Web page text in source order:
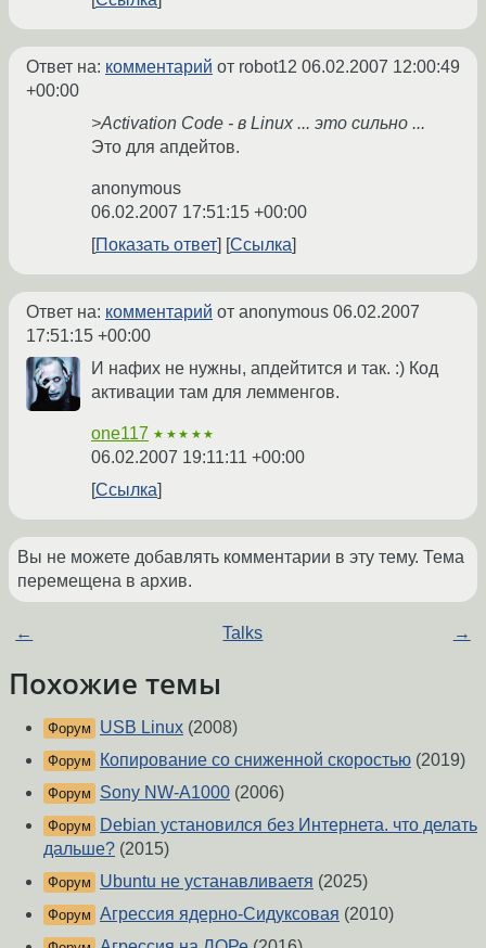
Ответ на: комментарий от robot12 06.02.2007 12:00:49
+00:00
>Activation Code - в Linux ... это сильно ...
Это для апдейтов.
anonymous
06.02.2007 17:51:15 +00:00
Показать ответ
Ссылка
Ответ на: комментарий от anonymous 06.02.2007
17:51:15 +00:00
И нафих не нужны, апдейтится и так. :) Код
активации там для лемменгов.
one117 ★★★★★
06.02.2007 19:11:11 +00:00
Ссылка
Вы не можете добавлять комментарии в эту тему. Тема
перемещена в архив.
← Talks →
Похожие темы
Форум USB Linux (2008)
Форум Копирование со сниженной скоростью (2019)
Форум Sony NW-A1000 (2006)
Форум
Debian установился без Интернета. что делать
дальше? (2015)
Форум Ubuntu не устанавливаетя (2025)
Форум Агрессия ядерно-Сидуксовая (2010)